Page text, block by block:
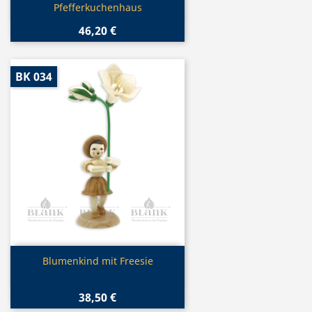
Pfefferkuchenhaus
46,20 €
Vorschau
Blumenkind mit Freesie
38,50 €
BK 034